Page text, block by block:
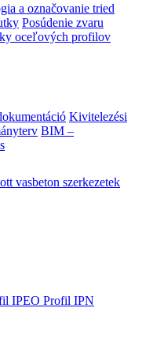
a označovanie tried
Posúdenie zvaru
oceľových profilov
Kivitelezési
BIM –
vasbeton szerkezetek
IPEO Profil IPN